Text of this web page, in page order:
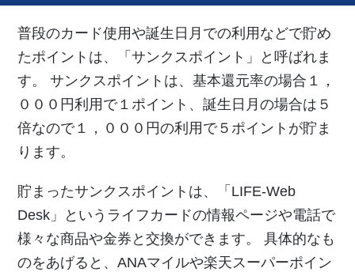
普段のカード使用や誕生日月での利用などで貯め
たポイントは、「サンクスポイント」と呼ばれま
す。 サンクスポイントは、基本還元率の場合１，
０００円利用で１ポイント、誕生日月の場合は５
倍なので１，０００円の利用で５ポイントが貯ま
ります。
貯まったサンクスポイントは、「LIFE-Web
Desk」というライフカードの情報ページや電話で
様々な商品や金券と交換ができます。 具体的なも
のをあげると、ANAマイルや楽天スーパーポイン